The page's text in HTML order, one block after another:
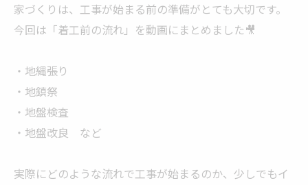
家づくりは、工事が始まる前の準備がとても大切です。
今回は「着工前の流れ」を動画にまとめました🎥
・地縄張り
・地鎮祭
・地盤検査
・地盤改良 など
実際にどのような流れで工事が始まるのか、少しでもイ